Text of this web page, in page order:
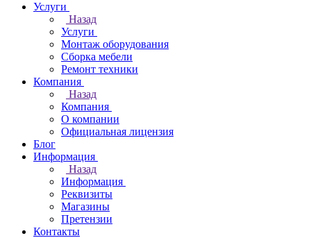
Услуги
Назад
Услуги
Монтаж оборудования
Сборка мебели
Ремонт техники
Компания
Назад
Компания
О компании
Официальная лицензия
Блог
Информация
Назад
Информация
Реквизиты
Магазины
Претензии
Контакты